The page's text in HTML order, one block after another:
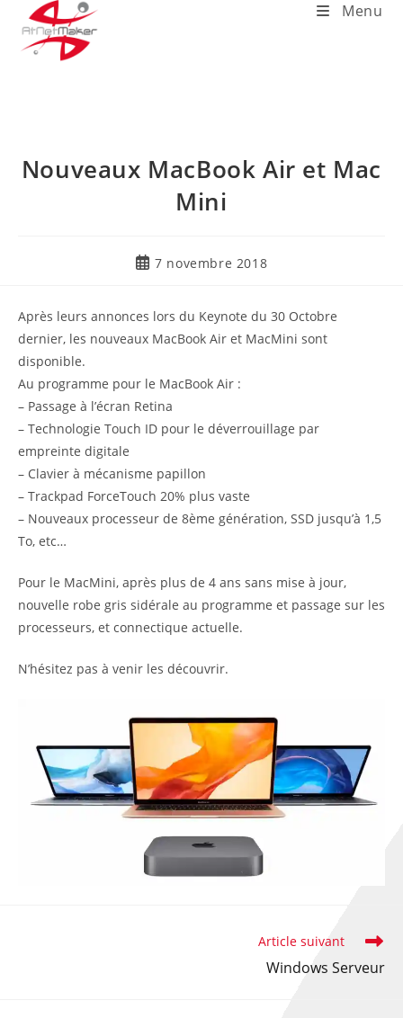
Menu
Nouveaux MacBook Air et Mac
Mini
7 novembre 2018
Après leurs annonces lors du Keynote du 30 Octobre
dernier, les nouveaux MacBook Air et MacMini sont
disponible.
Au programme pour le MacBook Air :
– Passage à l’écran Retina
– Technologie Touch ID pour le déverrouillage par
empreinte digitale
– Clavier à mécanisme papillon
– Trackpad ForceTouch 20% plus vaste
– Nouveaux processeur de 8ème génération, SSD jusqu’à 1,5
To, etc…
Pour le MacMini, après plus de 4 ans sans mise à jour,
nouvelle robe gris sidérale au programme et passage sur les
processeurs, et connectique actuelle.
N’hésitez pas à venir les découvrir.
Article suivant
Windows Serveur